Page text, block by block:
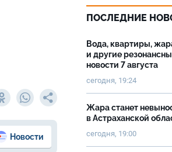
Новости
ПОСЛЕДНИЕ
Вода, квартиры,
и другие
новости 7 августа
сегодня, 19:24
Жара станет
в Астраханской
сегодня, 19:00